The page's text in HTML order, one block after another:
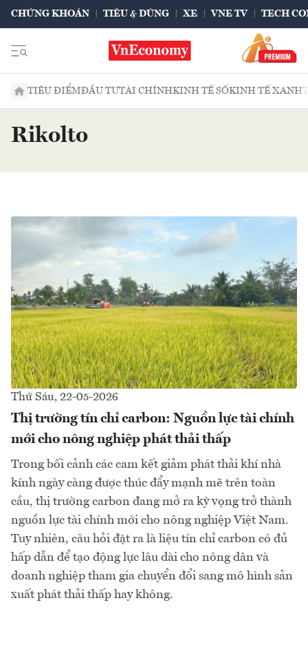
CHỨNG KHOÁN TIÊU & DÙNG XE VNE TV TECH
TIÊU ĐIỂMĐẦU TƯTÀI CHÍNHKINH TẾ SỐKINH TẾ XANH
Rikolto
Thứ Sáu, 22-05-2026
Thị trường tín chỉ carbon: Nguồn lực tài chính
mới cho nông nghiệp phát thải thấp
Trong bối cảnh các cam kết giảm phát thải khí nhà
kính ngày càng được thúc đẩy mạnh mẽ trên toàn
cầu, thị trường carbon đang mở ra kỳ vọng trở thành
nguồn lực tài chính mới cho nông nghiệp Việt Nam.
Tuy nhiên, câu hỏi đặt ra là liệu tín chỉ carbon có đủ
hấp dẫn để tạo động lực lâu dài cho nông dân và
doanh nghiệp tham gia chuyển đổi sang mô hình sản
xuất phát thải thấp hay không.